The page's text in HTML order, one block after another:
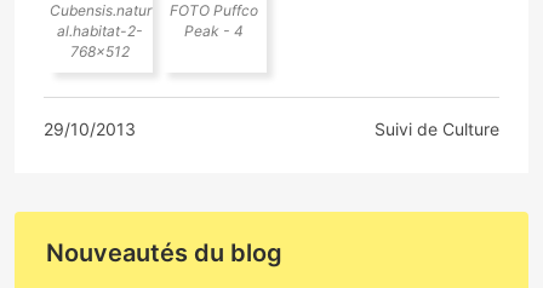
Cubensis.natur
al.habitat-2-
768x512
FOTO Puffco
Peak - 4
29/10/2013 Suivi de Culture
Nouveautés du blog